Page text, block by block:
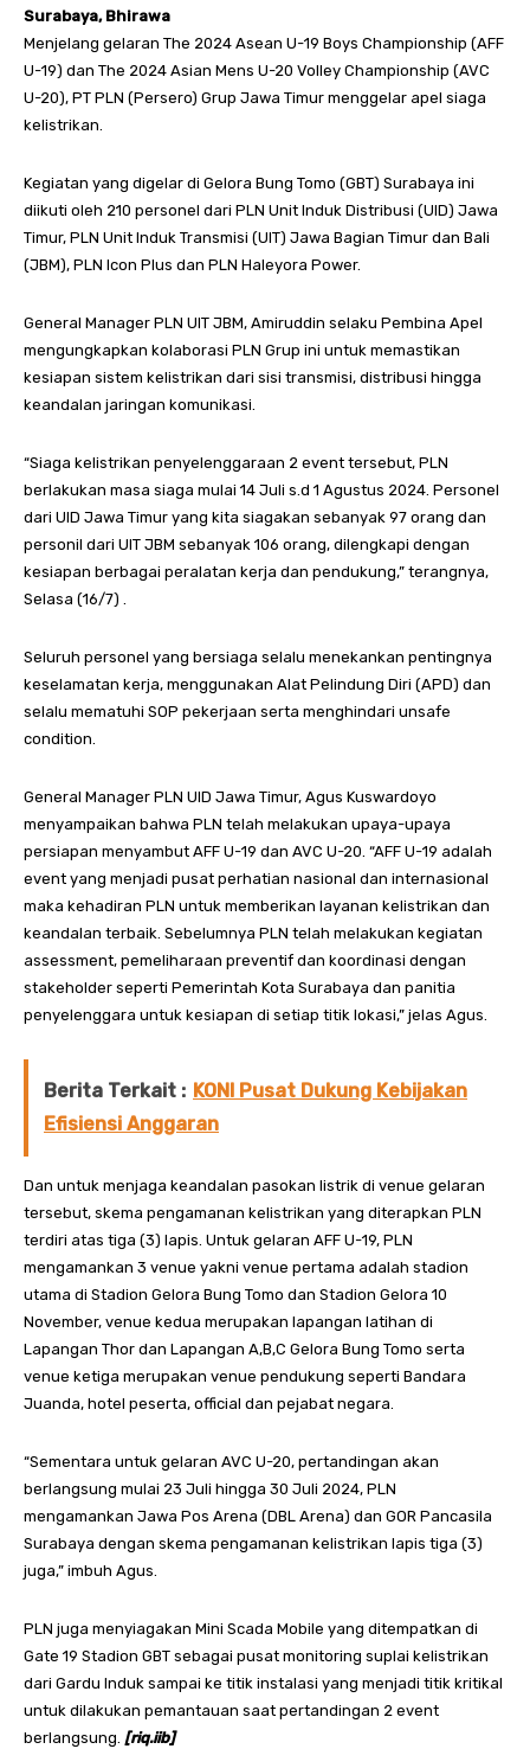
Surabaya, Bhirawa
Menjelang gelaran The 2024 Asean U-19 Boys Championship (AFF
U-19) dan The 2024 Asian Mens U-20 Volley Championship (AVC
U-20), PT PLN (Persero) Grup Jawa Timur menggelar apel siaga
kelistrikan.
Kegiatan yang digelar di Gelora Bung Tomo (GBT) Surabaya ini
diikuti oleh 210 personel dari PLN Unit Induk Distribusi (UID) Jawa
Timur, PLN Unit Induk Transmisi (UIT) Jawa Bagian Timur dan Bali
(JBM), PLN Icon Plus dan PLN Haleyora Power.
General Manager PLN UIT JBM, Amiruddin selaku Pembina Apel
mengungkapkan kolaborasi PLN Grup ini untuk memastikan
kesiapan sistem kelistrikan dari sisi transmisi, distribusi hingga
keandalan jaringan komunikasi.
“Siaga kelistrikan penyelenggaraan 2 event tersebut, PLN
berlakukan masa siaga mulai 14 Juli s.d 1 Agustus 2024. Personel
dari UID Jawa Timur yang kita siagakan sebanyak 97 orang dan
personil dari UIT JBM sebanyak 106 orang, dilengkapi dengan
kesiapan berbagai peralatan kerja dan pendukung,” terangnya,
Selasa (16/7) .
Seluruh personel yang bersiaga selalu menekankan pentingnya
keselamatan kerja, menggunakan Alat Pelindung Diri (APD) dan
selalu mematuhi SOP pekerjaan serta menghindari unsafe
condition.
General Manager PLN UID Jawa Timur, Agus Kuswardoyo
menyampaikan bahwa PLN telah melakukan upaya-upaya
persiapan menyambut AFF U-19 dan AVC U-20. “AFF U-19 adalah
event yang menjadi pusat perhatian nasional dan internasional
maka kehadiran PLN untuk memberikan layanan kelistrikan dan
keandalan terbaik. Sebelumnya PLN telah melakukan kegiatan
assessment, pemeliharaan preventif dan koordinasi dengan
stakeholder seperti Pemerintah Kota Surabaya dan panitia
penyelenggara untuk kesiapan di setiap titik lokasi,” jelas Agus.
Berita Terkait : KONI Pusat Dukung Kebijakan
Efisiensi Anggaran
Dan untuk menjaga keandalan pasokan listrik di venue gelaran
tersebut, skema pengamanan kelistrikan yang diterapkan PLN
terdiri atas tiga (3) lapis. Untuk gelaran AFF U-19, PLN
mengamankan 3 venue yakni venue pertama adalah stadion
utama di Stadion Gelora Bung Tomo dan Stadion Gelora 10
November, venue kedua merupakan lapangan latihan di
Lapangan Thor dan Lapangan A,B,C Gelora Bung Tomo serta
venue ketiga merupakan venue pendukung seperti Bandara
Juanda, hotel peserta, official dan pejabat negara.
“Sementara untuk gelaran AVC U-20, pertandingan akan
berlangsung mulai 23 Juli hingga 30 Juli 2024, PLN
mengamankan Jawa Pos Arena (DBL Arena) dan GOR Pancasila
Surabaya dengan skema pengamanan kelistrikan lapis tiga (3)
juga,” imbuh Agus.
PLN juga menyiagakan Mini Scada Mobile yang ditempatkan di
Gate 19 Stadion GBT sebagai pusat monitoring suplai kelistrikan
dari Gardu Induk sampai ke titik instalasi yang menjadi titik kritikal
untuk dilakukan pemantauan saat pertandingan 2 event
berlangsung. [riq.iib]